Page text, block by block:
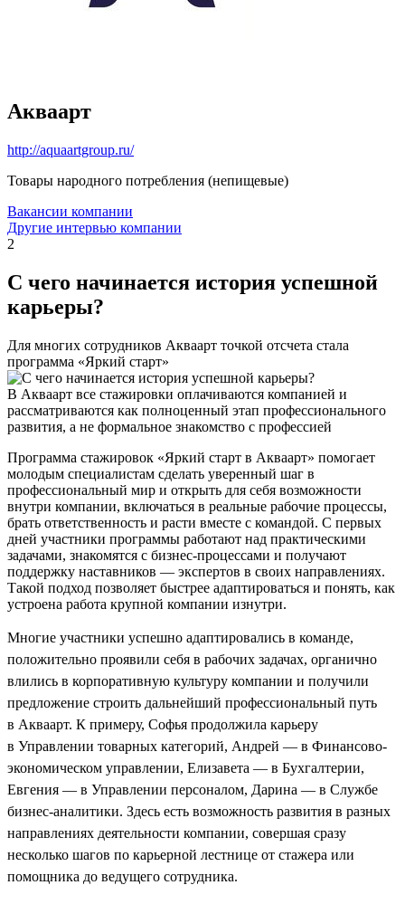
Акваарт
http://aquaartgroup.ru/
Товары народного потребления (непищевые)
Вакансии компании
Другие интервью компании
2
С чего начинается история успешной
карьеры?
Для многих сотрудников Акваарт точкой отсчета стала
программа «Яркий старт»
В Акваарт все стажировки оплачиваются компанией и
рассматриваются как полноценный этап профессионального
развития, а не формальное знакомство с профессией
Программа стажировок «Яркий старт в Акваарт» помогает
молодым специалистам сделать уверенный шаг в
профессиональный мир и открыть для себя возможности
внутри компании, включаться в реальные рабочие процессы,
брать ответственность и расти вместе с командой. С первых
дней участники программы работают над практическими
задачами, знакомятся с бизнес-процессами и получают
поддержку наставников — экспертов в своих направлениях.
Такой подход позволяет быстрее адаптироваться и понять, как
устроена работа крупной компании изнутри.
Многие участники успешно адаптировались в команде,
положительно проявили себя в рабочих задачах, органично
влились в корпоративную культуру компании и получили
предложение строить дальнейший профессиональный путь
в Акваарт. К примеру, Софья продолжила карьеру
в Управлении товарных категорий, Андрей — в Финансово-
экономическом управлении, Елизавета — в Бухгалтерии,
Евгения — в Управлении персоналом, Дарина — в Службе
бизнес-аналитики. Здесь есть возможность развития в разных
направлениях деятельности компании, совершая сразу
несколько шагов по карьерной лестнице от стажера или
помощника до ведущего сотрудника.